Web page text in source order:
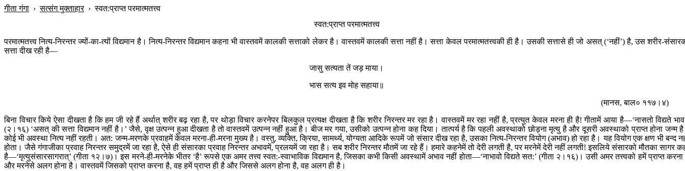
गीता गंगा ›सत्संग मुक्ताहार›स्वत:प्राप्त परमात्मतत्त्व
स्वत:प्राप्त परमात्मतत्त्व
परमात्मतत्त्व नित्य-निरन्तर ज्यों-का-त्यों विद्यमान है। नित्य-निरन्तर विद्यमान कहना भी वास्तवमें कालकी सत्ताको लेकर है। वास्तवमें कालकी सत्ता नहीं है। सत्ता केवल परमात्मतत्त्वकी ही है। उसकी सत्तासे ही जो असत् (‘नहीं’) है, उस शरीर-
सत्ता दीख रही है—
जासु सत्यता तें जड़ माया।
भास सत्य इव मोह सहाया॥
(मानस, बाल० ११७।४)
बिना विचार किये ऐसा दीखता है कि हम जी रहे हैं अर्थात् शरीर बढ़ रहा है, पर थोड़ा विचार करनेपर बिलकुल प्रत्यक्ष दीखता है कि शरीर निरन्तर मर रहा है। वास्तवमें मर रहा नहीं है, प्रत्युत केवल मरना ही है! गीतामें आया है—‘नासतो विद्यते
(२।१६) ‘असत् की सत्ता विद्यमान नहीं है।’ जैसे, वृक्ष उत्पन्न हुआ दीखता है तो वास्तवमें उत्पन्न नहीं हुआ है। बीज मर गया, उसीको उत्पन्न होना कह दिया। तात्पर्य है कि पहली अवस्थाको छोड़ना मृत्यु है और दूसरी अवस्थाको प्राप्त होना जन्म
कोई भी अवस्था नित्य नहीं रहती। अत: जन्म-मरणके प्रवाहमें केवल मरना-ही-मरना मुख्य है। वस्तु, व्यक्ति, क्रिया, सामर्थ्य, योग्यता आदिके रूपमें जो संसार दीख रहा है, उसका नित्य-निरन्तर वियोग (अभाव) हो रहा है। यह वियोग एक क्षण भी बन्द
होता। जैसे गंगाजीका प्रवाह निरन्तर समुद्रमें जा रहा है, ऐसे ही संसारका प्रवाह निरन्तर अभावमें, प्रलयमें जा रहा है। सब शरीर निरन्तर मौतमें जा रहे हैं। हमारे कहनेमें तो देरी लगती है, पर मरनेमें देरी नहीं लगती! इसलिये संसारको मौतका सागर
है—‘मृत्युसंसारसागरात्’ (गीता १२।७)। इस मरने-ही-मरनेके भीतर ‘है’ रूपसे एक अमर तत्त्व स्वत:-स्वाभाविक विद्यमान है, जिसका कभी किसी अवस्थामें अभाव नहीं होता—‘नाभावो विद्यते सत:’ (गीता २।१६)। उसी अमर तत्त्वको हमें प्राप्त करना
और मरनेसे अलग होना है। वास्तवमें जिसको प्राप्त करना है, वह हमें प्राप्त ही है और जिससे अलग होना है, वह अलग ही है।